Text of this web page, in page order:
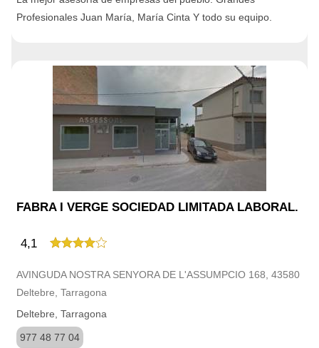
Profesionales Juan María, María Cinta Y todo su equipo.
FABRA I VERGE SOCIEDAD LIMITADA LABORAL.
4,1
AVINGUDA NOSTRA SENYORA DE L'ASSUMPCIO 168, 43580
Deltebre, Tarragona
Deltebre, Tarragona
977 48 77 04